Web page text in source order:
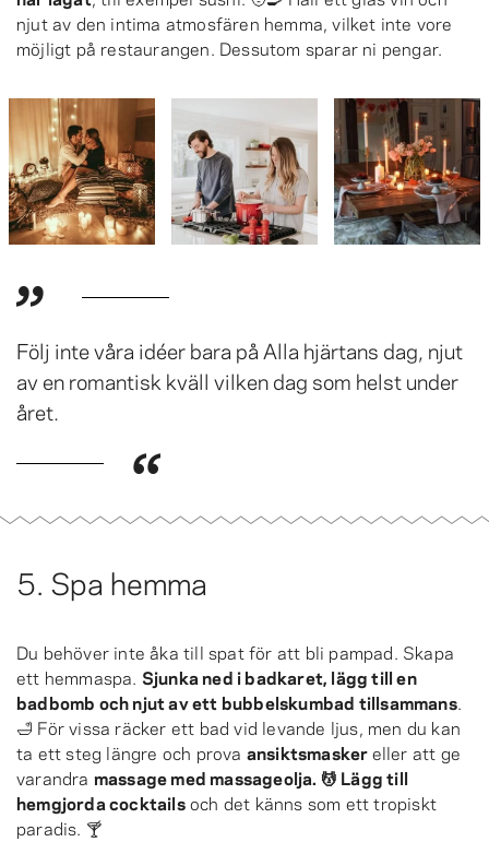
njut av den intima atmosfären hemma, vilket inte vore
möjligt på restaurangen. Dessutom sparar ni pengar.
Följ inte våra idéer bara på Alla hjärtans dag, njut
av en romantisk kväll vilken dag som helst under
året.
5. Spa hemma
Du behöver inte åka till spat för att bli pampad. Skapa
ett hemmaspa. Sjunka ned i badkaret, lägg till en
badbomb och njut av ett bubbelskumbad tillsammans.
🛁 För vissa räcker ett bad vid levande ljus, men du kan
ta ett steg längre och prova ansiktsmaskereller att ge
varandra massage med massageolja. 💆 Lägg till
hemgjorda cocktailsoch det känns som ett tropiskt
paradis. 🍸